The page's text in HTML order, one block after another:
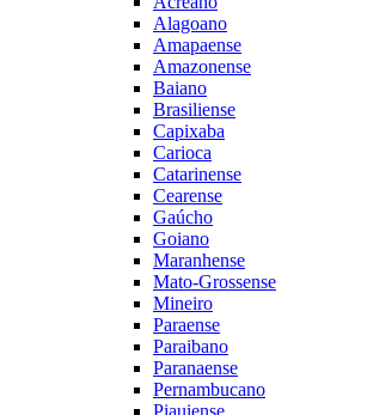
Alagoano
Amapaense
Amazonense
Baiano
Brasiliense
Capixaba
Carioca
Catarinense
Cearense
Gaúcho
Goiano
Maranhense
Mato-Grossense
Mineiro
Paraense
Paraibano
Paranaense
Pernambucano
Piauiense